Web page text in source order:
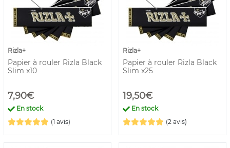
Rizla+
Papier à rouler Rizla Black
Slim x10
7,90€
En stock
(1 avis)
Rizla+
Papier à rouler Rizla Black
Slim x25
19,50€
En stock
(2 avis)